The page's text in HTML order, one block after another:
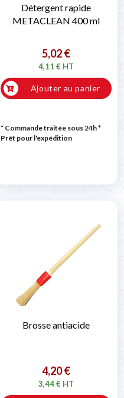
Détergent rapide
METACLEAN 400 ml
5,02 €
4,11 € HT
Ajouter au panier
* Commande traitée sous 24h*
Prêt pour l'expédition
Brosse antiacide
4,20 €
3,44 € HT